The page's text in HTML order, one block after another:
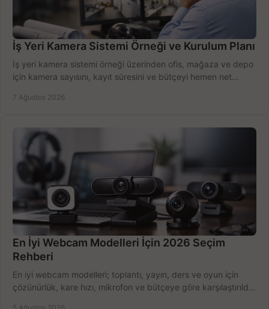
İş Yeri Kamera Sistemi Örneği ve Kurulum Planı
İş yeri kamera sistemi örneği üzerinden ofis, mağaza ve depo
için kamera sayısını, kayıt süresini ve bütçeyi hemen net
7 Ağustos 2026
En İyi Webcam Modelleri İçin 2026 Seçim
Rehberi
En iyi webcam modelleri; toplantı, yayın, ders ve oyun için
çözünürlük, kare hızı, mikrofon ve bütçeye göre karşılaştırıldı.